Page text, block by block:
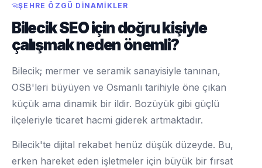
ŞEHRE ÖZGÜ DINAMIKLER
Bilecik SEO için doğru kişiyle
çalışmak neden önemli?
Bilecik; mermer ve seramik sanayisiyle tanınan,
OSB'leri büyüyen ve Osmanlı tarihiyle öne çıkan
küçük ama dinamik bir ildir. Bozüyük gibi güçlü
ilçeleriyle ticaret hacmi giderek artmaktadır.
Bilecik'te dijital rekabet henüz düşük düzeyde. Bu,
erken hareket eden işletmeler için büyük bir fırsat